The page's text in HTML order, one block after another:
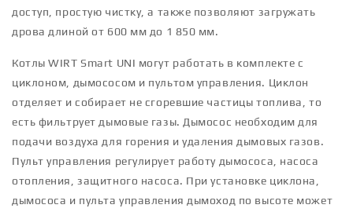
доступ, простую чистку, а также позволяют загружать
дрова длиной от 600 мм до 1 850 мм.
Котлы WIRT Smart UNI могут работать в комплекте с
циклоном, дымососом и пультом управления. Циклон
отделяет и собирает не сгоревшие частицы топлива, то
есть фильтрует дымовые газы. Дымосос необходим для
подачи воздуха для горения и удаления дымовых газов.
Пульт управления регулирует работу дымососа, насоса
отопления, защитного насоса. При установке циклона,
дымососа и пульта управления дымоход по высоте может